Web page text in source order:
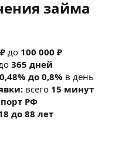
займа​
до 100 000 ₽
365 дней
0,48% до 0,8% в день
всего 15 минут
РФ
до 88 лет